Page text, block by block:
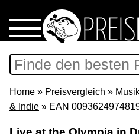
Home
Download
Home » Preisvergleich »
& Indie » EAN